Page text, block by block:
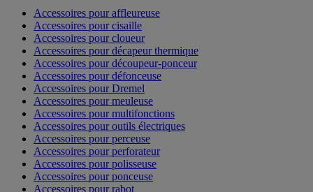
Accessoires pour affleureuse
Accessoires pour cisaille
Accessoires pour cloueur
Accessoires pour décapeur thermique
Accessoires pour découpeur-ponceur
Accessoires pour défonceuse
Accessoires pour Dremel
Accessoires pour meuleuse
Accessoires pour multifonctions
Accessoires pour outils électriques
Accessoires pour perceuse
Accessoires pour perforateur
Accessoires pour polisseuse
Accessoires pour ponceuse
Accessoires pour rabot